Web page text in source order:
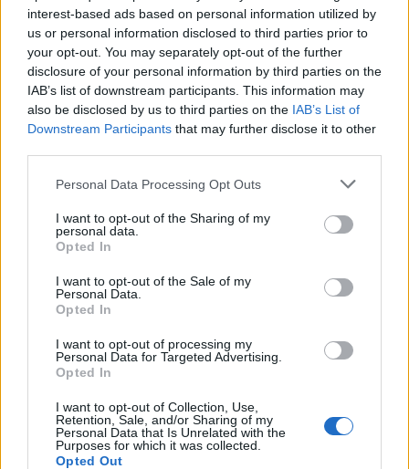
interest-based ads based on personal information utilized by
us or personal information disclosed to third parties prior to
your opt-out. You may separately opt-out of the further
disclosure of your personal information by third parties on the
IAB’s list of downstream participants. This information may
also be disclosed by us to third parties on the IAB’s List of
Downstream Participants that may further disclose it to other
Personal Data Processing Opt Outs
I want to opt-out of the Sharing of my
personal data.
Opted In
I want to opt-out of the Sale of my
Personal Data.
Opted In
I want to opt-out of processing my
Personal Data for Targeted Advertising.
Opted In
I want to opt-out of Collection, Use,
Retention, Sale, and/or Sharing of my
Personal Data that Is Unrelated with the
Purposes for which it was collected.
Opted Out
Qué es el cáncer cervicouterino?
Anuncios
Fotos de herpes genital